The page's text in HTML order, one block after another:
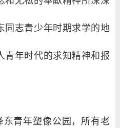
同志青少年时期求学的地
青年时代的求知精神和报
东青年塑像公园，所有老